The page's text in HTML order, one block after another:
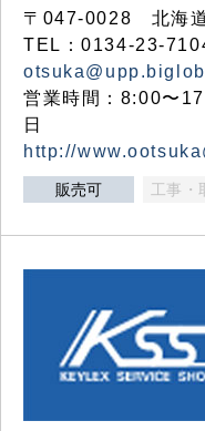
〒047-0028 北海
TEL：0134-23-
営業時間：8:00〜
日
http://
販売可 工事・